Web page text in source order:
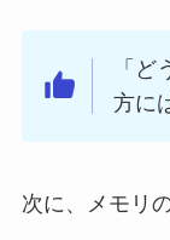
「
方に
次に、メモリ